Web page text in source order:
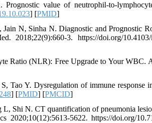
value of neutrophil-to-
] [PMID]
N, Sinha N. Diagnostic and Prognostic
2018;22(9):660-3. https://doi.org/
Ratio (NLR): Free Upgrade to Your WBC.
Tao Y. Dysregulation of immune
] [PMID] [PMCID]
Shi N. CT quantification of pneumonia
2020;10(12):5613-5622. https://doi.org/